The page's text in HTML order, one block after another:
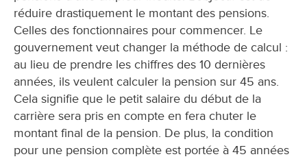
réduire drastiquement le montant des pensions.
Celles des fonctionnaires pour commencer. Le
gouvernement veut changer la méthode de calcul :
au lieu de prendre les chiffres des 10 dernières
années, ils veulent calculer la pension sur 45 ans.
Cela signifie que le petit salaire du début de la
carrière sera pris en compte en fera chuter le
montant final de la pension. De plus, la condition
pour une pension complète est portée à 45 années